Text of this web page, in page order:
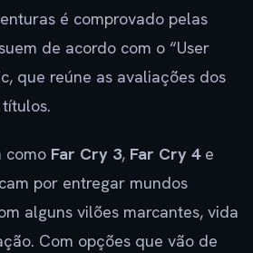
é comprovado pelas
de acordo com o “User
que reúne as avaliações dos
como Far Cry 3, Far Cry 4e
por entregar mundos
alguns vilões marcantes, vida
Com opções que vão de